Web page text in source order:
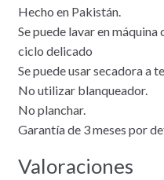
Hecho en Pakistán.
Se puede lavar en
ciclo delicado
Se puede usar secadora a
No utilizar blanqueador.
No planchar.
Garantía de 3 meses por
Valoraciones